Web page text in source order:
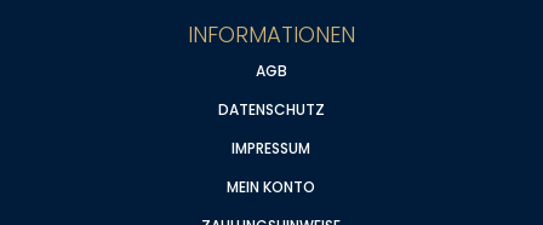
INFORMATIONEN
AGB
DATENSCHUTZ
IMPRESSUM
MEIN KONTO